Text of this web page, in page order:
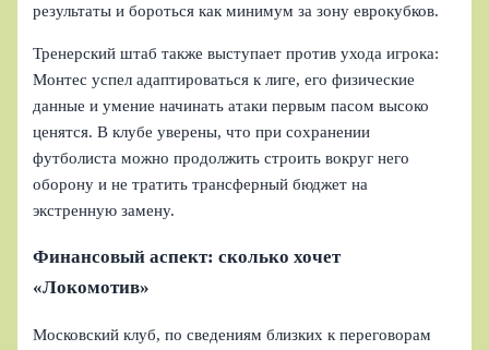
результаты и бороться как минимум за зону еврокубков.
Тренерский штаб также выступает против ухода игрока:
Монтес успел адаптироваться к лиге, его физические
данные и умение начинать атаки первым пасом высоко
ценятся. В клубе уверены, что при сохранении
футболиста можно продолжить строить вокруг него
оборону и не тратить трансферный бюджет на
экстренную замену.
Финансовый аспект: сколько хочет
«Локомотив»
Московский клуб, по сведениям близких к переговорам